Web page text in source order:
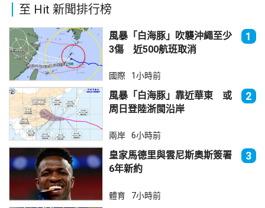
至 Hit 新聞排行榜
風暴「白海豚」吹襲沖繩至少
3傷 近500航班取消
1
國際 1小時前
風暴「白海豚」靠近華東 或
周日登陸浙閩沿岸
2
兩岸 6小時前
皇家馬德里與雲尼斯奧斯簽署
6年新約
3
體育 7小時前